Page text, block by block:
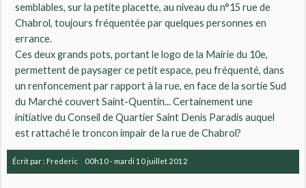
semblables, sur la petite placette, au niveau du n°15 rue de
Chabrol, toujours fréquentée par quelques personnes en
errance.
Ces deux grands pots, portant le logo de la Mairie du 10e,
permettent de paysager ce petit espace, peu fréquenté, dans
un renfoncement par rapport à la rue, en face de la sortie Sud
du Marché couvert Saint-Quentin... Certainement une
initiative du Conseil de Quartier Saint Denis Paradis auquel
est rattaché le troncon impair de la rue de Chabrol?
Écrit par : Frederic 00h10- mardi 10juillet 2012